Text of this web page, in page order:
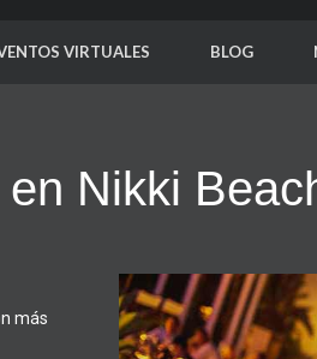
VIRTUALES BLOG
Nikki
más